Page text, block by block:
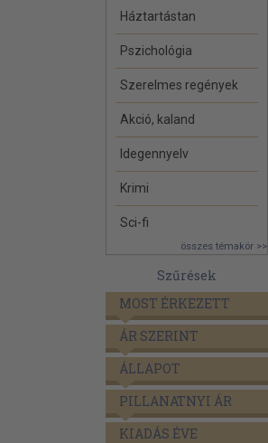
Háztartástan
Pszichológia
Szerelmes regények
Akció, kaland
Idegennyelv
Krimi
Sci-fi
összes témakör >>
Szűrések
MOST ÉRKEZETT
ÁR SZERINT
ÁLLAPOT
PILLANATNYI ÁR
KIADÁS ÉVE